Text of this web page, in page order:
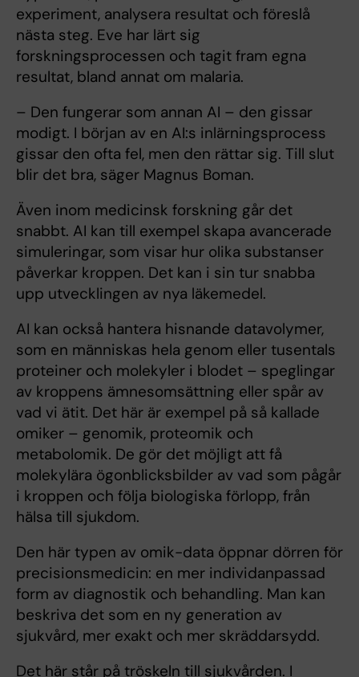
experiment, analysera resultat och föreslå
nästa steg. Eve har lärt sig
forskningsprocessen och tagit fram egna
resultat, bland annat om malaria.
– Den fungerar som annan AI – den gissar
modigt. I början av en AI:s inlärningsprocess
gissar den ofta fel, men den rättar sig. Till slut
blir det bra, säger Magnus Boman.
Även inom medicinsk forskning går det
snabbt. AI kan till exempel skapa avancerade
simuleringar, som visar hur olika substanser
påverkar kroppen. Det kan i sin tur snabba
upp utvecklingen av nya läkemedel.
AI kan också hantera hisnande datavolymer,
som en människas hela genom eller tusentals
proteiner och molekyler i blodet – speglingar
av kroppens ämnesomsättning eller spår av
vad vi ätit. Det här är exempel på så kallade
omiker – genomik, proteomik och
metabolomik. De gör det möjligt att få
molekylära ögonblicksbilder av vad som pågår
i kroppen och följa biologiska förlopp, från
hälsa till sjukdom.
Den här typen av omik-data öppnar dörren för
precisionsmedicin: en mer individanpassad
form av diagnostik och behandling. Man kan
beskriva det som en ny generation av
sjukvård, mer exakt och mer skräddarsydd.
Det här står på tröskeln till sjukvården. I